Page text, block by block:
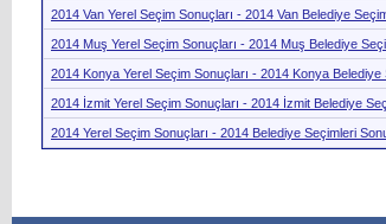
2014 Van Yerel Seçim Sonuçları - 2014 Van Belediye
2014 Muş Yerel Seçim Sonuçları - 2014 Muş Belediye
2014 Konya Yerel Seçim Sonuçları - 2014 Konya
2014 İzmit Yerel Seçim Sonuçları - 2014 İzmit Belediye
2014 Yerel Seçim Sonuçları - 2014 Belediye Seçimleri